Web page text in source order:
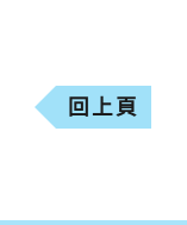
回上頁